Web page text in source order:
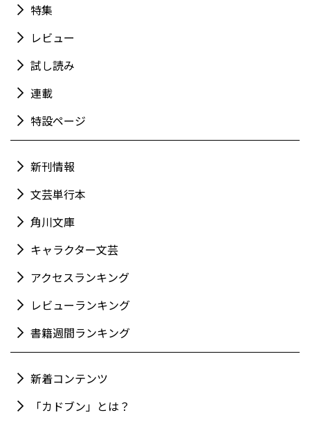
特集
レビュー
試し読み
連載
特設ページ
新刊情報
文芸単行本
角川文庫
キャラクター文芸
アクセスランキング
レビューランキング
書籍週間ランキング
新着コンテンツ
「カドブン」とは？